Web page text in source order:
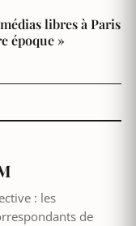
libres à Paris
époque »
: les
de